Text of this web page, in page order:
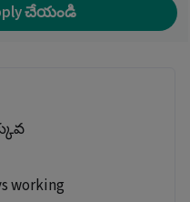
చేయండి
working